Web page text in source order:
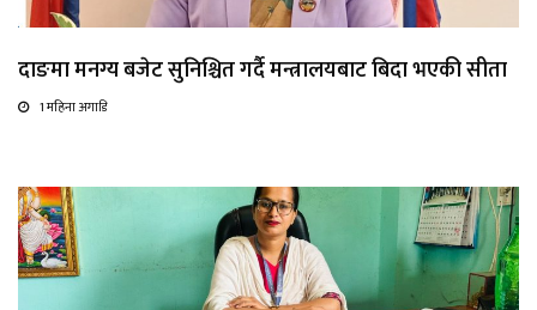
दाङमा मनग्य बजेट सुनिश्चित गर्दै मन्त्रालयबाट बिदा भएकी सीता
1 महिना अगाडि